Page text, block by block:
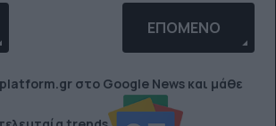
ΆΡΘΡΟ: ΣΤΗΝ ΠΡΏΤΗ ΕΙΚΌΝΑ
ΕΠΌΜΕΝΟ ΆΡΘΡΟ:
ΕΠΌΜΕΝΟ
στο Google News και μάθε